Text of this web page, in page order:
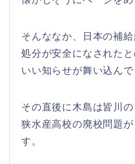
そんななか、日本の補
処分が安全になされた
いい知らせが舞い込んで
その直後に木島は皆川
狭水産高校の廃校問題
す。